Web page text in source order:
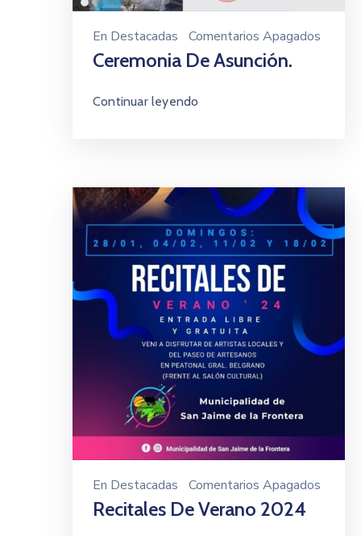
En Destacadas Comentarios Apagados
Ceremonia De Asunción.
Continuar leyendo
En Destacadas Comentarios Apagados
Recitales De Verano 2024